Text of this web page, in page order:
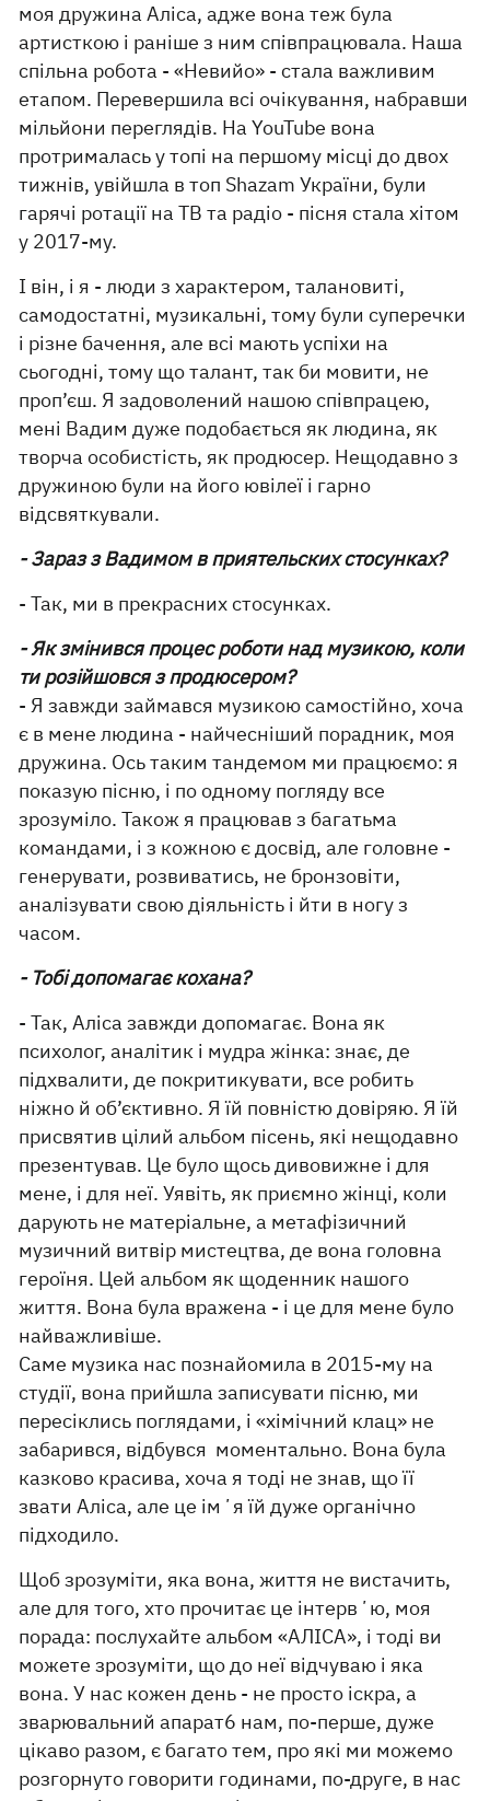
моя дружина Аліса, адже вона теж була
артисткою і раніше з ним співпрацювала. Наша
спільна робота - «Невийо» - стала важливим
етапом. Перевершила всі очікування, набравши
мільйони переглядів. На YouTube вона
протрималась у топі на першому місці до двох
тижнів, увійшла в топ Shazam України, були
гарячі ротації на ТВ та радіо - пісня стала хітом
у 2017-му.
І він, і я - люди з характером, талановиті,
самодостатні, музикальні, тому були суперечки
і різне бачення, але всі мають успіхи на
сьогодні, тому що талант, так би мовити, не
проп’єш. Я задоволений нашою співпрацею,
мені Вадим дуже подобається як людина, як
творча особистість, як продюсер. Нещодавно з
дружиною були на його ювілеї і гарно
відсвяткували.
- Зараз з Вадимом в приятельских стосунках?
- Так, ми в прекрасних стосунках.
- Як змінився процес роботи над музикою, коли
ти розійшовся з продюсером?
- Я завжди займався музикою самостійно, хоча
є в мене людина - найчесніший порадник, моя
дружина. Ось таким тандемом ми працюємо: я
показую пісню, і по одному погляду все
зрозуміло. Також я працював з багатьма
командами, і з кожною є досвід, але головне -
генерувати, розвиватись, не бронзовіти,
аналізувати свою діяльність і йти в ногу з
часом.
- Тобі допомагає кохана?
- Так, Аліса завжди допомагає. Вона як
психолог, аналітик і мудра жінка: знає, де
підхвалити, де покритикувати, все робить
ніжно й об’єктивно. Я їй повністю довіряю. Я їй
присвятив цілий альбом пісень, які нещодавно
презентував. Це було щось дивовижне і для
мене, і для неї. Уявіть, як приємно жінці, коли
дарують не матеріальне, а метафізичний
музичний витвір мистецтва, де вона головна
героїня. Цей альбом як щоденник нашого
життя. Вона була вражена - і це для мене було
найважливіше.
Саме музика нас познайомила в 2015-му на
студії, вона прийшла записувати пісню, ми
пересіклись поглядами, і «хімічний клац» не
забарився, відбувся моментально. Вона була
казково красива, хоча я тоді не знав, що її
звати Аліса, але це імʼя їй дуже органічно
підходило.
Щоб зрозуміти, яка вона, життя не вистачить,
але для того, хто прочитає це інтервʼю, моя
порада: послухайте альбом «АЛІСА», і тоді ви
можете зрозуміти, що до неї відчуваю і яка
вона. У нас кожен день - не просто іскра, а
зварювальний апарат6 нам, по-перше, дуже
цікаво разом, є багато тем, про які ми можемо
розгорнуто говорити годинами, по-друге, в нас